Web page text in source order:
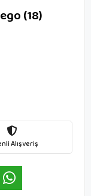
(18)
Alışveriş